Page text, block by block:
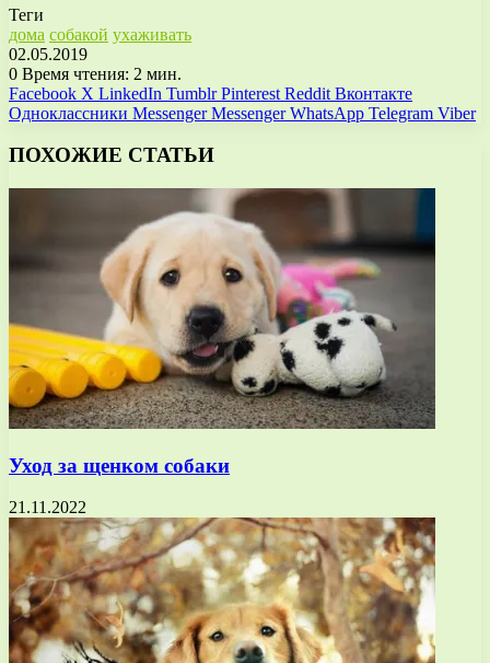
Теги
дома собакой ухаживать
02.05.2019
0 Время чтения: 2 мин.
Facebook X LinkedIn Tumblr Pinterest Reddit Вконтакте
Одноклассники Messenger Messenger WhatsApp Telegram Viber
ПОХОЖИЕ СТАТЬИ
Уход за щенком собаки
21.11.2022